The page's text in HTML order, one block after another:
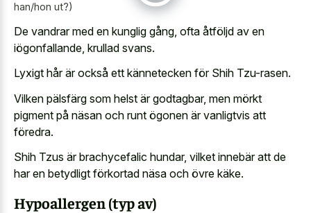
han/hon ut?)
De vandrar med en kunglig gång, ofta åtföljd av en
iögonfallande, krullad svans.
Lyxigt hår är också ett kännetecken för Shih Tzu-rasen.
Vilken pälsfärg som helst är godtagbar, men mörkt
pigment på näsan och runt ögonen är vanligtvis att
föredra.
Shih Tzus är brachycefalic hundar, vilket innebär att de
har en betydligt förkortad näsa och övre käke.
Hypoallergen (typ av)